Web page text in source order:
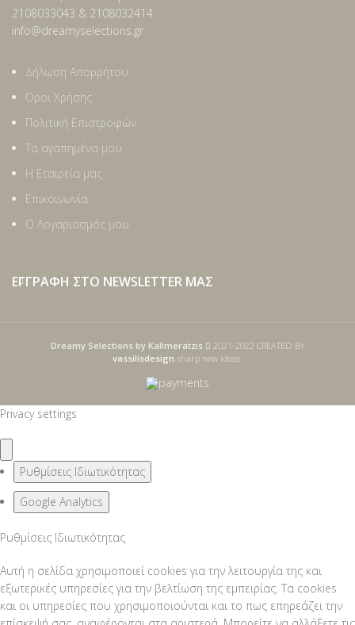
2108033043 & 2108032414
info@dreamyselections.gr
Δήλωση Απορρήτου
Όροι Χρήσης
Πολιτική Επιστροφών
Τα αγαπημένα μου
Η Εταιρεία μας
Επικοινωνία
Ο Λογαριασμός μου
ΕΓΓΡΑΦΗ ΣΤΟ NEWSLETTER ΜΑΣ
Dreamy Selections by Kalimeratzis
2021-2022 CREATED BY
vassilisdesign.sharp new ideas.
Privacy settings
Ρυθμίσεις Ιδιωτικότητας
Google Analytics
Ρυθμίσεις Ιδιωτικότητας
Αυτή η σελίδα χρησιμοποιεί cookies για την λειτουργία της και
εξωτερικές υπηρεσίες για την βελτίωση της εμπειρίας. Τα cookies
και οι υπηρεσίες που χρησιμοποιούνται και το πως επηρεάζει την